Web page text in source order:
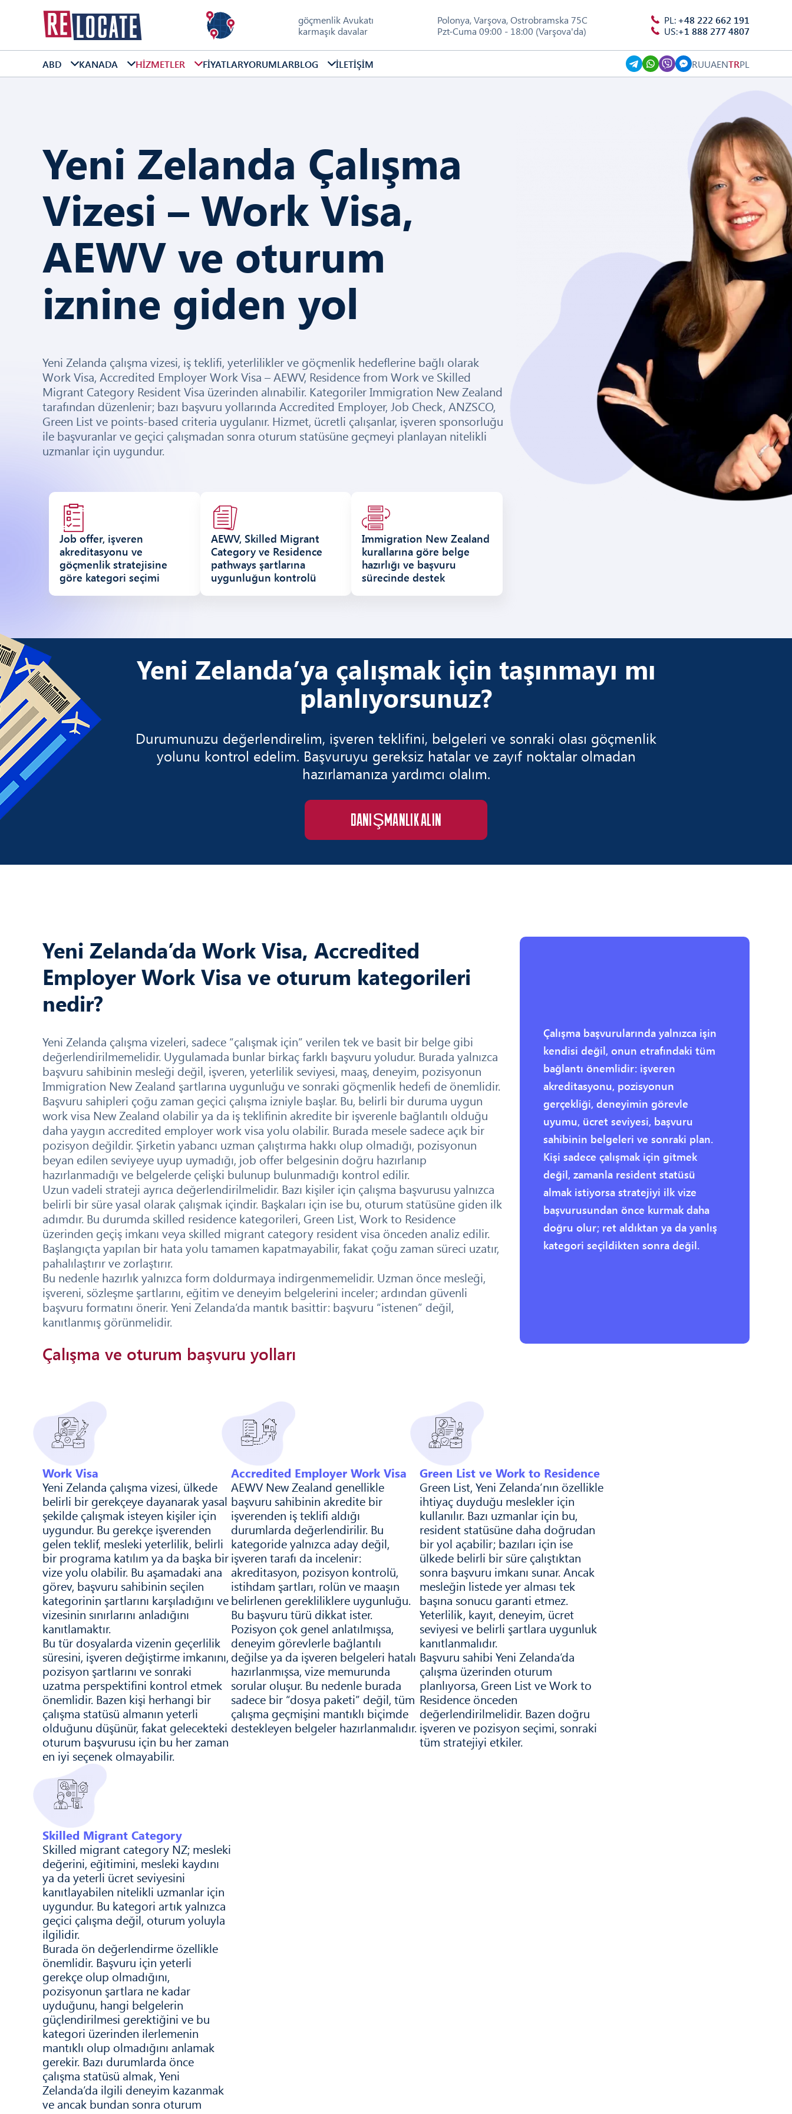
göçmenlik Avukatı
karmaşık davalar
Polonya,Varşova,Ostrobramska 75C
Pzt-Cuma 09:00 - 18:00 (Varşova'da)
PL:+48 222 662 191
US:+1 888 277 4807
ABD KANADA HIZMETLER FIYATLARYORUMLARBLOG İLETIŞIM RUUAENTRPL
Yeni Zelanda Çalışma
Vizesi – Work Visa,
AEWV ve oturum
iznine giden yol
Yeni Zelanda çalışma vizesi, iş teklifi, yeterlilikler ve göçmenlik hedeflerine bağlı olarak
Work Visa, Accredited Employer Work Visa – AEWV, Residence from Work ve Skilled
Migrant Category Resident Visa üzerinden alınabilir. Kategoriler Immigration New Zealand
tarafından düzenlenir; bazı başvuru yollarında Accredited Employer, Job Check, ANZSCO,
Green List ve points-based criteria uygulanır. Hizmet, ücretli çalışanlar, işveren sponsorluğu
ile başvuranlar ve geçici çalışmadan sonra oturum statüsüne geçmeyi planlayan nitelikli
uzmanlar için uygundur.
Job offer, işveren
akreditasyonu ve
göçmenlik stratejisine
göre kategori seçimi
AEWV, Skilled Migrant
Category ve Residence
pathways şartlarına
uygunluğun kontrolü
Immigration New Zealand
kurallarına göre belge
hazırlığı ve başvuru
sürecinde destek
Yeni Zelanda’ya çalışmak için taşınmayı mı
planlıyorsunuz?
Durumunuzu değerlendirelim, işveren teklifini, belgeleri ve sonraki olası göçmenlik
yolunu kontrol edelim. Başvuruyu gereksiz hatalar ve zayıf noktalar olmadan
hazırlamanıza yardımcı olalım.
DANIŞMANLIK ALIN
Yeni Zelanda’da Work Visa, Accredited
Employer Work Visa ve oturum kategorileri
nedir?
Yeni Zelanda çalışma vizeleri, sadece “çalışmak için” verilen tek ve basit bir belge gibi
değerlendirilmemelidir. Uygulamada bunlar birkaç farklı başvuru yoludur. Burada yalnızca
başvuru sahibinin mesleği değil, işveren, yeterlilik seviyesi, maaş, deneyim, pozisyonun
Immigration New Zealand şartlarına uygunluğu ve sonraki göçmenlik hedefi de önemlidir.
Başvuru sahipleri çoğu zaman geçici çalışma izniyle başlar. Bu, belirli bir duruma uygun
work visa New Zealand olabilir ya da iş teklifinin akredite bir işverenle bağlantılı olduğu
daha yaygın accredited employer work visa yolu olabilir. Burada mesele sadece açık bir
pozisyon değildir. Şirketin yabancı uzman çalıştırma hakkı olup olmadığı, pozisyonun
beyan edilen seviyeye uyup uymadığı, job offer belgesinin doğru hazırlanıp
hazırlanmadığı ve belgelerde çelişki bulunup bulunmadığı kontrol edilir.
Uzun vadeli strateji ayrıca değerlendirilmelidir. Bazı kişiler için çalışma başvurusu yalnızca
belirli bir süre yasal olarak çalışmak içindir. Başkaları için ise bu, oturum statüsüne giden ilk
adımdır. Bu durumda skilled residence kategorileri, Green List, Work to Residence
üzerinden geçiş imkanı veya skilled migrant category resident visa önceden analiz edilir.
Başlangıçta yapılan bir hata yolu tamamen kapatmayabilir, fakat çoğu zaman süreci uzatır,
pahalılaştırır ve zorlaştırır.
Bu nedenle hazırlık yalnızca form doldurmaya indirgenmemelidir. Uzman önce mesleği,
işvereni, sözleşme şartlarını, eğitim ve deneyim belgelerini inceler; ardından güvenli
başvuru formatını önerir. Yeni Zelanda’da mantık basittir: başvuru “istenen” değil,
kanıtlanmış görünmelidir.
Çalışma ve oturum başvuru yolları
Çalışma başvurularında yalnızca işin
kendisi değil, onun etrafındaki tüm
bağlantı önemlidir: işveren
akreditasyonu, pozisyonun
gerçekliği, deneyimin görevle
uyumu, ücret seviyesi, başvuru
sahibinin belgeleri ve sonraki plan.
Kişi sadece çalışmak için gitmek
değil, zamanla resident statüsü
almak istiyorsa stratejiyi ilk vize
başvurusundan önce kurmak daha
doğru olur; ret aldıktan ya da yanlış
kategori seçildikten sonra değil.
Work Visa
Yeni Zelanda çalışma vizesi, ülkede
belirli bir gerekçeye dayanarak yasal
şekilde çalışmak isteyen kişiler için
uygundur. Bu gerekçe işverenden
gelen teklif, mesleki yeterlilik, belirli
bir programa katılım ya da başka bir
vize yolu olabilir. Bu aşamadaki ana
görev, başvuru sahibinin seçilen
kategorinin şartlarını karşıladığını ve
vizesinin sınırlarını anladığını
kanıtlamaktır.
Bu tür dosyalarda vizenin geçerlilik
süresini, işveren değiştirme imkanını,
pozisyon şartlarını ve sonraki
uzatma perspektifini kontrol etmek
önemlidir. Bazen kişi herhangi bir
çalışma statüsü almanın yeterli
olduğunu düşünür, fakat gelecekteki
oturum başvurusu için bu her zaman
en iyi seçenek olmayabilir.
Accredited Employer Work Visa
AEWV New Zealand genellikle
başvuru sahibinin akredite bir
işverenden iş teklifi aldığı
durumlarda değerlendirilir. Bu
kategoride yalnızca aday değil,
işveren tarafı da incelenir:
akreditasyon, pozisyon kontrolü,
istihdam şartları, rolün ve maaşın
belirlenen gerekliliklere uygunluğu.
Bu başvuru türü dikkat ister.
Pozisyon çok genel anlatılmışsa,
deneyim görevlerle bağlantılı
değilse ya da işveren belgeleri hatalı
hazırlanmışsa, vize memurunda
sorular oluşur. Bu nedenle burada
sadece bir “dosya paketi” değil, tüm
çalışma geçmişini mantıklı biçimde
destekleyen belgeler hazırlanmalıdır.
Green List ve Work to Residence
Green List, Yeni Zelanda’nın özellikle
ihtiyaç duyduğu meslekler için
kullanılır. Bazı uzmanlar için bu,
resident statüsüne daha doğrudan
bir yol açabilir; bazıları için ise
ülkede belirli bir süre çalıştıktan
sonra başvuru imkanı sunar. Ancak
mesleğin listede yer alması tek
başına sonucu garanti etmez.
Yeterlilik, kayıt, deneyim, ücret
seviyesi ve belirli şartlara uygunluk
kanıtlanmalıdır.
Başvuru sahibi Yeni Zelanda’da
çalışma üzerinden oturum
planlıyorsa, Green List ve Work to
Residence önceden
değerlendirilmelidir. Bazen doğru
işveren ve pozisyon seçimi, sonraki
tüm stratejiyi etkiler.
Skilled Migrant Category
Skilled migrant category NZ; mesleki
değerini, eğitimini, mesleki kaydını
ya da yeterli ücret seviyesini
kanıtlayabilen nitelikli uzmanlar için
uygundur. Bu kategori artık yalnızca
geçici çalışma değil, oturum yoluyla
ilgilidir.
Burada ön değerlendirme özellikle
önemlidir. Başvuru için yeterli
gerekçe olup olmadığını,
pozisyonun şartlara ne kadar
uyduğunu, hangi belgelerin
güçlendirilmesi gerektiğini ve bu
kategori üzerinden ilerlemenin
mantıklı olup olmadığını anlamak
gerekir. Bazı durumlarda önce
çalışma statüsü almak, Yeni
Zelanda’da ilgili deneyim kazanmak
ve ancak bundan sonra oturum